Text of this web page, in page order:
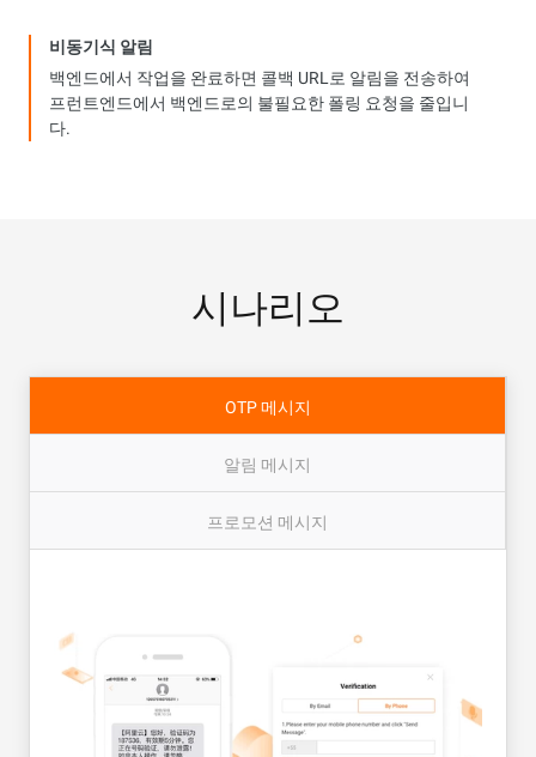
비동기식 알림
백엔드에서 작업을 완료하면 콜백 URL로 알림을 전송하여
프런트엔드에서 백엔드로의 불필요한 폴링 요청을 줄입니
다.
시나리오
OTP 메시지
알림 메시지
프로모션 메시지